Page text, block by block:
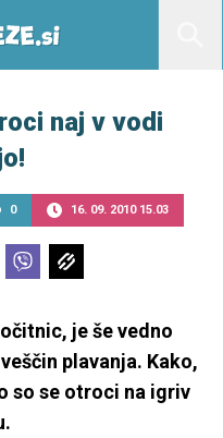
naj v vodi
0 16. 09. 2010 15.03
je še vedno
plavanja. Kako,
so se otroci na igriv